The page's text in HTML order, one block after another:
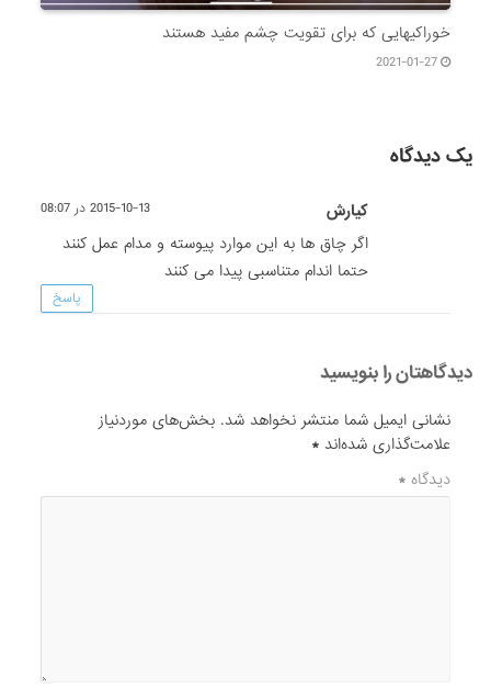
خوراکیهایی که برای تقویت چشم مفید هستند
2021-01-27
یک دیدگاه
کیارش 2015-10-13 در 08:07
اگر چاق ها به این موارد پیوسته و مدام عمل کنند
حتما اندام متناسبی پیدا می کنند
پاسخ
دیدگاهتان را بنویسید
نشانی ایمیل شما منتشر نخواهد شد. بخش‌های موردنیاز
علامت‌گذاری شده‌اند*
دیدگاه*